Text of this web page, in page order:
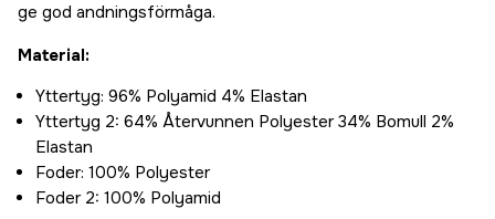
ge god andningsförmåga.
Material:
Yttertyg: 96% Polyamid 4% Elastan
Yttertyg 2: 64% Återvunnen Polyester 34% Bomull 2%
Elastan
Foder: 100% Polyester
Foder 2: 100% Polyamid